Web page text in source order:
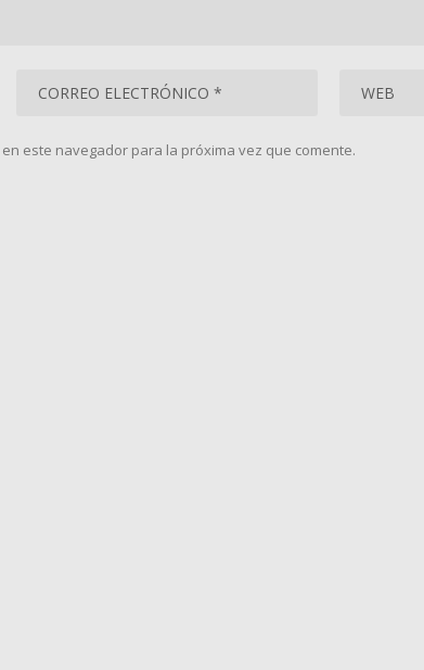
este navegador para la próxima vez que comente.